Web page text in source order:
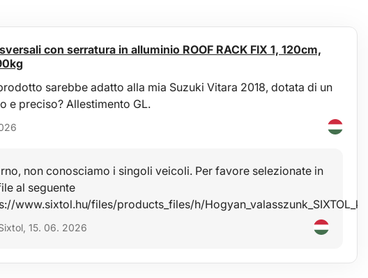
con serratura in alluminio ROOF RACK FIX 1, 120cm,
sarebbe adatto alla mia Suzuki Vitara 2018, dotata di un
e preciso? Allestimento GL.
non conosciamo i singoli veicoli. Per favore selezionate in
al seguente
www.sixtol.hu/files/products_files/h/
15. 06. 2026